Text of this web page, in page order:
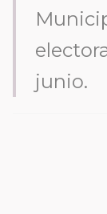
junio.